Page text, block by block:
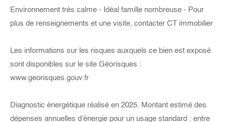
Environnement très calme - Idéal famille nombreuse - Pour
plus de renseignements et une visite, contacter CT immobilier
Les informations sur les risques auxquels ce bien est exposé
sont disponibles sur le site Géorisques :
www.georisques.gouv.fr
Diagnostic énergétique réalisé en 2025. Montant estimé des
dépenses annuelles d’énergie pour un usage standard : entre